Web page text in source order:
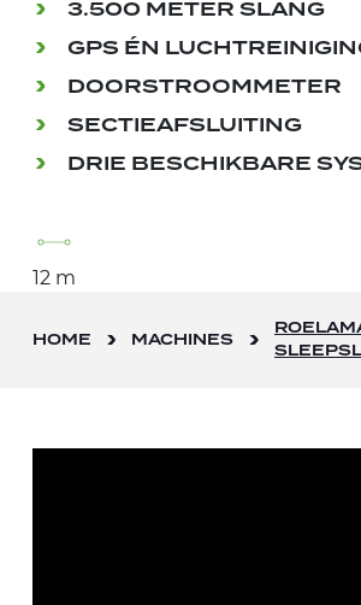
3.500 METER SLANG
GPS ÉN
DOORSTROOMMETER
SECTIEAFSLUITING
DRIE BESCHIKBARE
12 m
HOME MACHINES